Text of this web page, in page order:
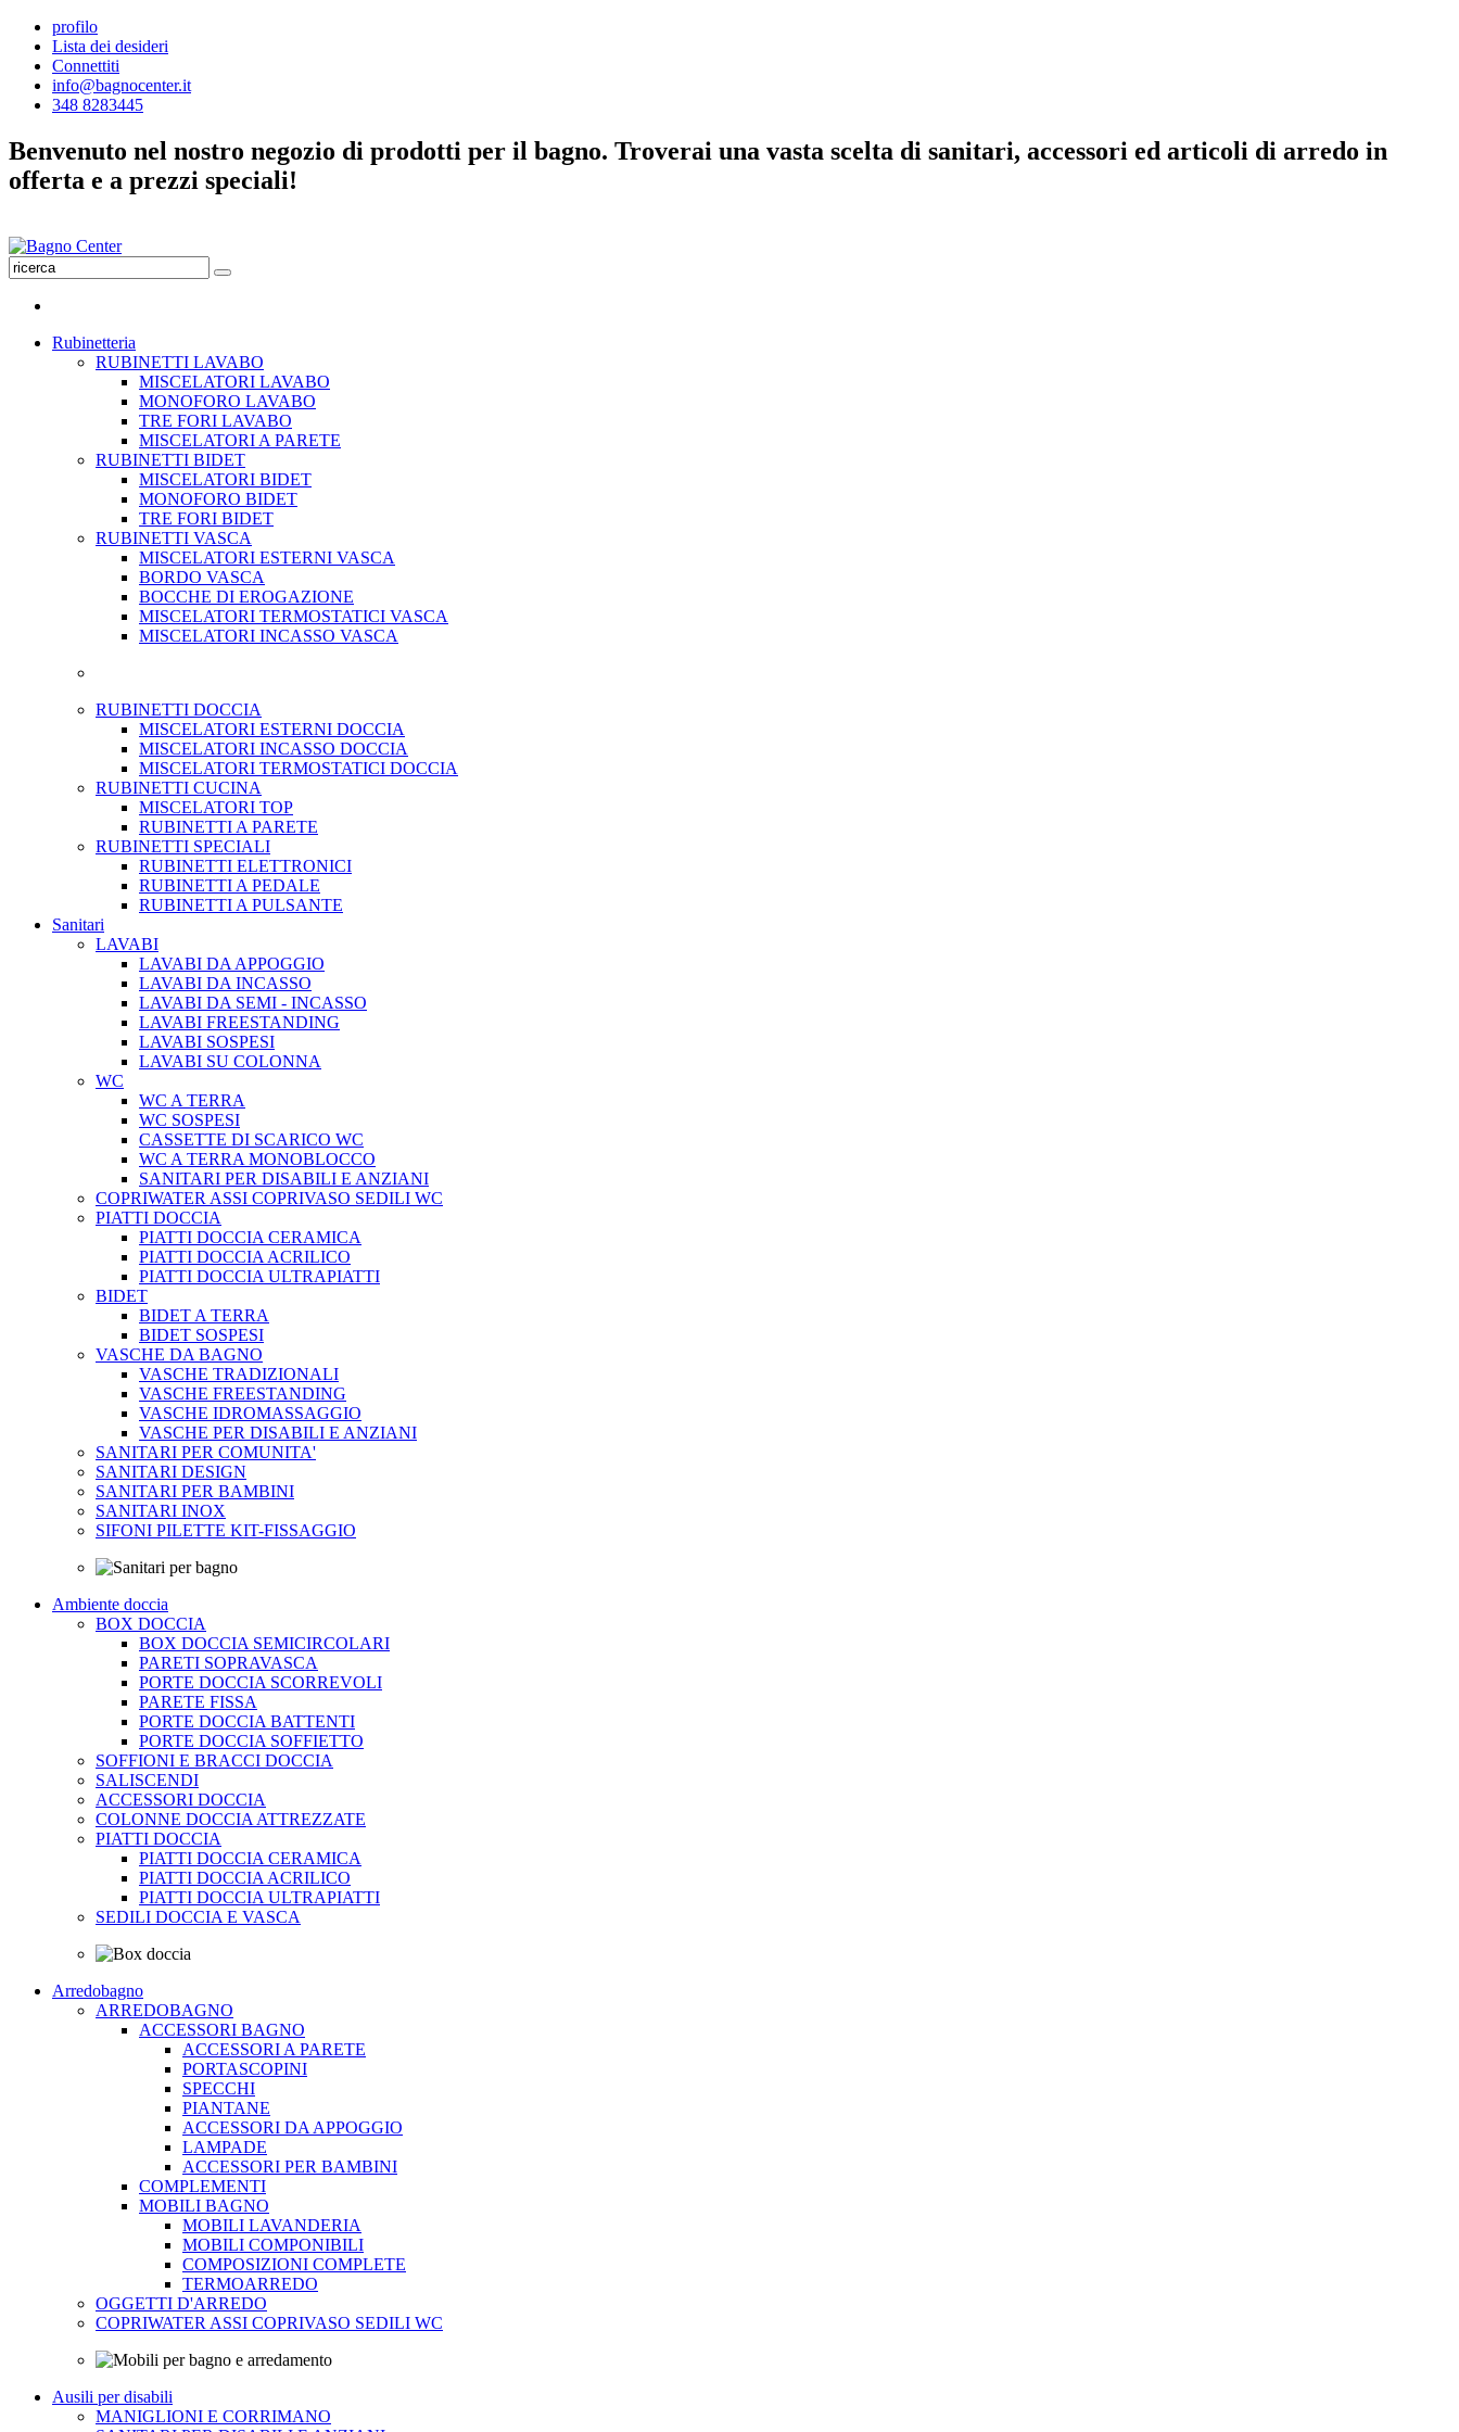
profilo
Lista dei desideri
Connettiti
info@bagnocenter.it
348 8283445
Benvenuto nel nostro negozio di prodotti per il bagno. Troverai una vasta scelta di sanitari, accessori ed articoli di arredo in
offerta e a prezzi speciali!
Rubinetteria
RUBINETTI LAVABO
MISCELATORI LAVABO
MONOFORO LAVABO
TRE FORI LAVABO
MISCELATORI A PARETE
RUBINETTI BIDET
MISCELATORI BIDET
MONOFORO BIDET
TRE FORI BIDET
RUBINETTI VASCA
MISCELATORI ESTERNI VASCA
BORDO VASCA
BOCCHE DI EROGAZIONE
MISCELATORI TERMOSTATICI VASCA
MISCELATORI INCASSO VASCA
RUBINETTI DOCCIA
MISCELATORI ESTERNI DOCCIA
MISCELATORI INCASSO DOCCIA
MISCELATORI TERMOSTATICI DOCCIA
RUBINETTI CUCINA
MISCELATORI TOP
RUBINETTI A PARETE
RUBINETTI SPECIALI
RUBINETTI ELETTRONICI
RUBINETTI A PEDALE
RUBINETTI A PULSANTE
Sanitari
LAVABI
LAVABI DA APPOGGIO
LAVABI DA INCASSO
LAVABI DA SEMI - INCASSO
LAVABI FREESTANDING
LAVABI SOSPESI
LAVABI SU COLONNA
WC
WC A TERRA
WC SOSPESI
CASSETTE DI SCARICO WC
WC A TERRA MONOBLOCCO
SANITARI PER DISABILI E ANZIANI
COPRIWATER ASSI COPRIVASO SEDILI WC
PIATTI DOCCIA
PIATTI DOCCIA CERAMICA
PIATTI DOCCIA ACRILICO
PIATTI DOCCIA ULTRAPIATTI
BIDET
BIDET A TERRA
BIDET SOSPESI
VASCHE DA BAGNO
VASCHE TRADIZIONALI
VASCHE FREESTANDING
VASCHE IDROMASSAGGIO
VASCHE PER DISABILI E ANZIANI
SANITARI PER COMUNITA'
SANITARI DESIGN
SANITARI PER BAMBINI
SANITARI INOX
SIFONI PILETTE KIT-FISSAGGIO
Ambiente doccia
BOX DOCCIA
BOX DOCCIA SEMICIRCOLARI
PARETI SOPRAVASCA
PORTE DOCCIA SCORREVOLI
PARETE FISSA
PORTE DOCCIA BATTENTI
PORTE DOCCIA SOFFIETTO
SOFFIONI E BRACCI DOCCIA
SALISCENDI
ACCESSORI DOCCIA
COLONNE DOCCIA ATTREZZATE
PIATTI DOCCIA
PIATTI DOCCIA CERAMICA
PIATTI DOCCIA ACRILICO
PIATTI DOCCIA ULTRAPIATTI
SEDILI DOCCIA E VASCA
Arredobagno
ARREDOBAGNO
ACCESSORI BAGNO
ACCESSORI A PARETE
PORTASCOPINI
SPECCHI
PIANTANE
ACCESSORI DA APPOGGIO
LAMPADE
ACCESSORI PER BAMBINI
COMPLEMENTI
MOBILI BAGNO
MOBILI LAVANDERIA
MOBILI COMPONIBILI
COMPOSIZIONI COMPLETE
TERMOARREDO
OGGETTI D'ARREDO
COPRIWATER ASSI COPRIVASO SEDILI WC
Ausili per disabili
MANIGLIONI E CORRIMANO